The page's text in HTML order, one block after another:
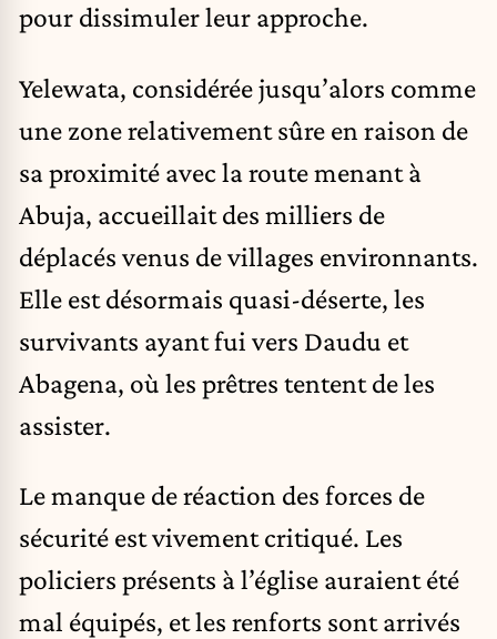
pour dissimuler leur approche.
Yelewata, considérée jusqu’alors comme
une zone relativement sûre en raison de
sa proximité avec la route menant à
Abuja, accueillait des milliers de
déplacés venus de villages environnants.
Elle est désormais quasi-déserte, les
survivants ayant fui vers Daudu et
Abagena, où les prêtres tentent de les
assister.
Le manque de réaction des forces de
sécurité est vivement critiqué. Les
policiers présents à l’église auraient été
mal équipés, et les renforts sont arrivés